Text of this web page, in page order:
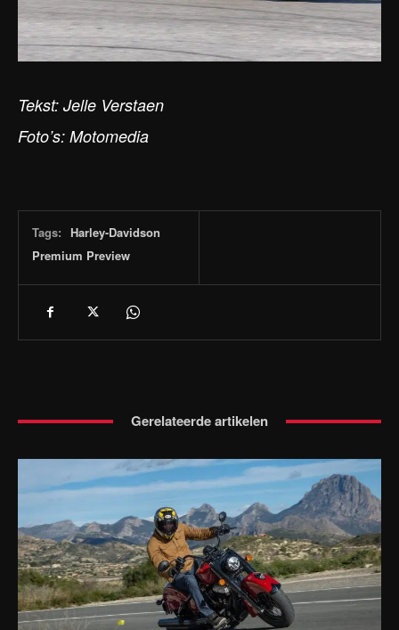
Tekst: Jelle Verstaen
Foto’s: Motomedia
Tags:
Harley-Davidson
Premium Preview
Gerelateerde artikelen